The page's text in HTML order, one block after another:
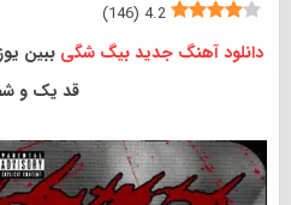
4.2
(
146
)
دانلود آهنگ جدیدبیگ شگی ببین
قد یک و